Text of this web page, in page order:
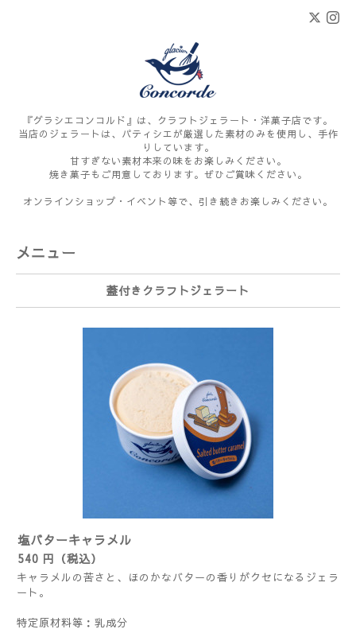
『グラシエコンコルド』は、クラフトジェラート・洋菓子店です。
当店のジェラートは、パティシエが厳選した素材のみを使用し、手作
りしています。
甘すぎない素材本来の味をお楽しみください。
焼き菓子もご用意しております。ぜひご賞味ください。
オンラインショップ・イベント等で、引き続きお楽しみください。
メニュー
蓋付きクラフトジェラート
塩バターキャラメル
540 円（税込）
キャラメルの苦さと、ほのかなバターの香りがクセになるジェラ
ート。
特定原材料等：乳成分